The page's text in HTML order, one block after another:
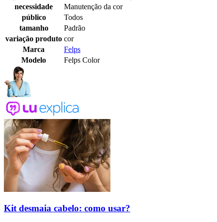
necessidade
Manutenção da cor
público
Todos
tamanho
Padrão
variação produto cor
Marca
Felps
Modelo
Felps Color
Kit desmaia cabelo: como usar?